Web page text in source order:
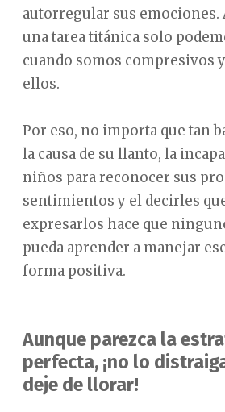
autorregular sus emociones.
una tarea titánica solo
cuando somos compresivos
ellos.
Por eso, no importa que tan
la causa de su llanto, la
niños para reconocer sus
sentimientos y el decirles
expresarlos hace que
pueda aprender a manejar
forma positiva.
Aunque parezca la
perfecta, ¡no lo
deje de llorar!